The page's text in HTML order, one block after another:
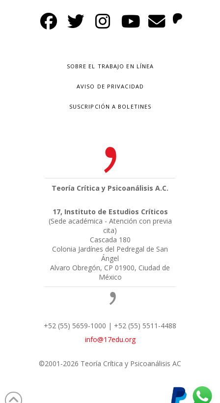
SOBRE EL TRABAJO EN LÍNEA
AVISO DE PRIVACIDAD
SUSCRIPCIÓN A BOLETINES
Teoría Crítica y Psicoanálisis A.C.
17, Instituto de Estudios Críticos
(Sede académica - Atención con previa
cita)
Cascada 180
Colonia Jardínes del Pedregal de San
Ángel
Alvaro Obregón, CP 01900, Ciudad de
México
+52 (55) 5659-1000 | +52 (55) 5511-4488
info@17edu.org
©2001-2026 Teoría Crítica y Psicoanálisis AC